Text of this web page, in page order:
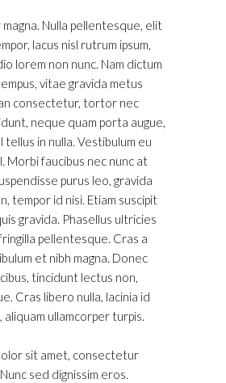
Nulla pellentesque, elit
lacus nisl rutrum ipsum,
lorem non nunc. Nam dictum
vitae gravida metus
consectetur, tortor nec
neque quam porta augue,
tellus in nulla. Vestibulum eu
Morbi faucibus nec nunc at
purus leo, gravida
tempor id nisi. Etiam suscipit
gravida. Phasellus ultricies
pellentesque. Cras a
et nibh magna. Donec
tincidunt lectus non,
Cras libero nulla, lacinia id
aliquam ullamcorper turpis.
sit amet, consectetur
sed dignissim eros.